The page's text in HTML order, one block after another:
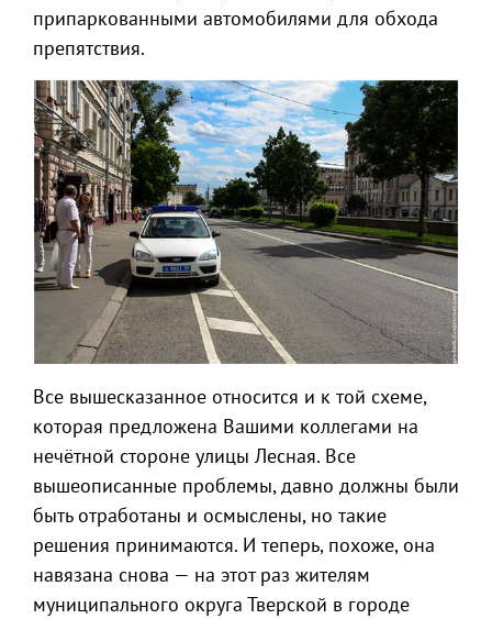
припаркованными автомобилями для обхода
препятствия.
Все вышесказанное относится и к той схеме,
которая предложена Вашими коллегами на
нечётной стороне улицы Лесная. Все
вышеописанные проблемы, давно должны были
быть отработаны и осмыслены, но такие
решения принимаются. И теперь, похоже, она
навязана снова — на этот раз жителям
муниципального округа Тверской в городе